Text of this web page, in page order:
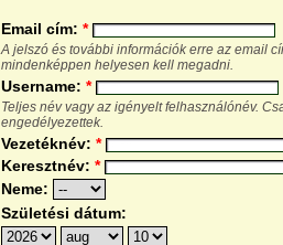
Email cím: *
A jelszó és további információk erre az email
mindenképpen helyesen kell megadni.
Username: *
Teljes név vagy az igényelt felhasználónév.
engedélyezettek.
Vezetéknév: *
Keresztnév: *
Neme:
Születési dátum: